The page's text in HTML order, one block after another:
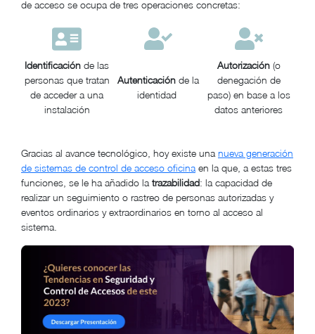
de acceso se ocupa de tres operaciones concretas:
Identificación de las
personas que tratan
de acceder a una
instalación
Autenticación de la
identidad
Autorización (o
denegación de
paso) en base a los
datos anteriores
Gracias al avance tecnológico, hoy existe una nueva generación
de sistemas de control de acceso oficina en la que, a estas tres
funciones, se le ha añadido la trazabilidad: la capacidad de
realizar un seguimiento o rastreo de personas autorizadas y
eventos ordinarios y extraordinarios en torno al acceso al
sistema.